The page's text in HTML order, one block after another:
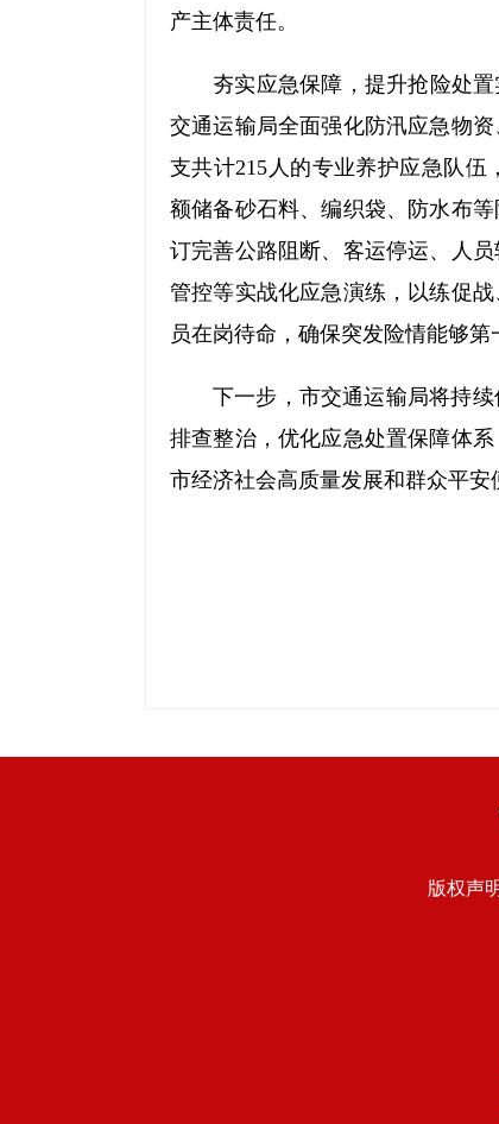
产主体责任。
夯实应急保障，提升抢险处
交通运输局全面强化防汛应急物
支共计215人的专业养护应急队伍
额储备砂石料、编织袋、防水布
订完善公路阻断、客运停运、人
管控等实战化应急演练，以练促
员在岗待命，确保突发险情能够第
下一步，市交通运输局将持
排查整治，优化应急处置保障体
市经济社会高质量发展和群众平安
版权声